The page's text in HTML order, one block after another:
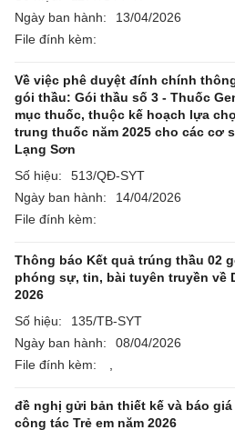
Ngày ban hành:
13/04/2026
File đính kèm:
Về việc phê duyệt đính chính
gói thầu: Gói thầu số 3 - Thuốc
mục thuốc, thuộc kế hoạch lựa
trung thuốc năm 2025 cho các cơ
Lạng Sơn
Số hiệu:
513/QĐ-SYT
Ngày ban hành:
14/04/2026
File đính kèm:
Thông báo Kết quả trúng thầu 02
phóng sự, tin, bài tuyên truyền về
2026
Số hiệu:
135/TB-SYT
Ngày ban hành:
08/04/2026
File đính kèm:
đề nghị gửi bản thiết kế và báo
công tác Trẻ em năm 2026